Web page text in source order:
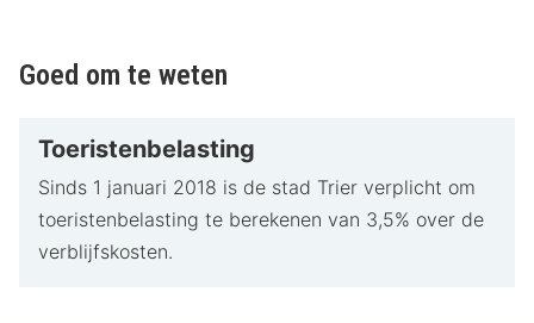
Goed om te weten
Toeristenbelasting
Sinds 1 januari 2018 is de stad Trier verplicht om
toeristenbelasting te berekenen van 3,5% over de
verblijfskosten.